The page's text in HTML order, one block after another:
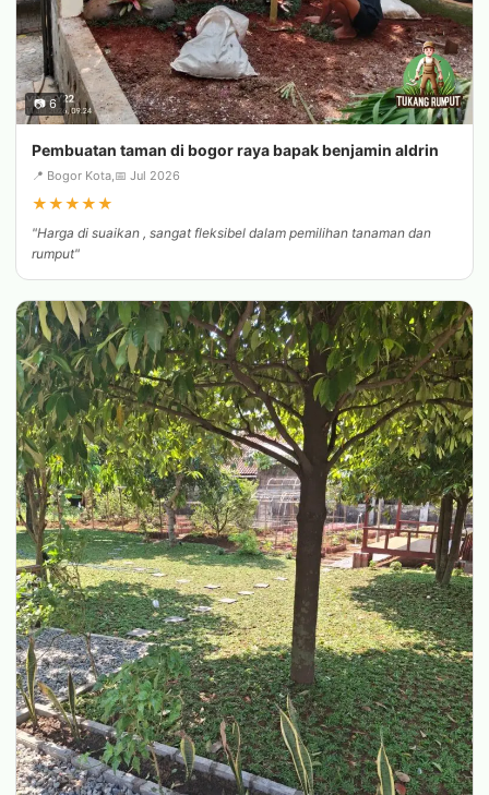
📷 6
Pembuatan taman di bogor raya bapak benjamin aldrin
📍 Bogor Kota, 📅 Jul 2026
★★★★★
"Harga di suaikan , sangat fleksibel dalam pemilihan tanaman dan
rumput"